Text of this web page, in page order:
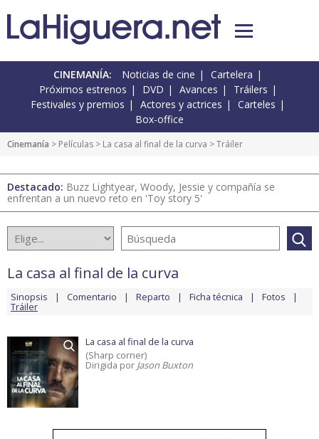
CINEMANÍA: Noticias de cine
Cartelera
Próximos estrenos
DVD Avances
Tráilers
Festivales y premios
Actores y actrices
Carteles
Box-office
Cinemanía > Películas > La casa al final de la curva > Tráiler
Destacado: Buzz Lightyear, Woody, Jessie y compañía se
enfrentan a un nuevo reto en 'Toy story 5'
La casa al final de la curva
Sinopsis Comentario Reparto Ficha técnica Fotos
Tráiler
La casa al final de la curva
(Sharp corner)
Dirigida por Jason Buxton